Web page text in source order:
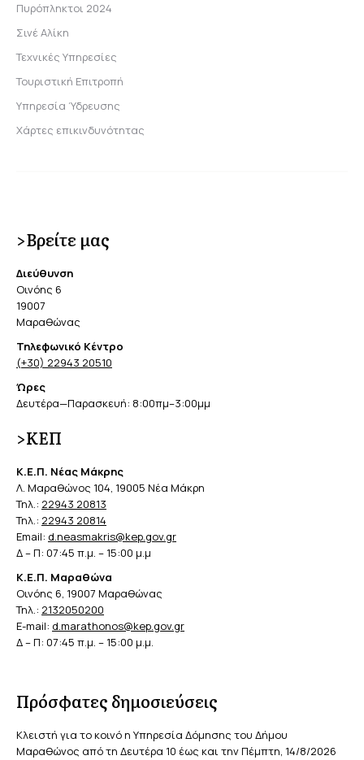
Πυρόπληκτοι 2024
Σινέ Αλίκη
Τεχνικές Υπηρεσίες
Τουριστική Επιτροπή
Υπηρεσία Ύδρευσης
Χάρτες επικινδυνότητας
>Βρείτε μας
Διεύθυνση
Οινόης 6
19007
Μαραθώνας
Τηλεφωνικό Κέντρο
(+30) 22943 20510
Ώρες
Δευτέρα—Παρασκευή: 8:00πμ–3:00μμ
>ΚΕΠ
Κ.Ε.Π. Νέας Μάκρης
Λ. Μαραθώνος 104, 19005 Νέα Μάκρη
Τηλ.: 22943 20813
Τηλ.: 22943 20814
Email: d.neasmakris@kep.gov.gr
Δ – Π: 07:45 π.μ. – 15:00 μ.μ
Κ.Ε.Π. Μαραθώνα
Οινόης 6, 19007 Μαραθώνας
Τηλ.: 2132050200
E-mail: d.marathonos@kep.gov.gr
Δ – Π: 07:45 π.μ. – 15:00 μ.μ.
Πρόσφατες δημοσιεύσεις
Κλειστή για το κοινό η Υπηρεσία Δόμησης του Δήμου
Μαραθώνος από τη Δευτέρα 10 έως και την Πέμπτη, 14/8/2026